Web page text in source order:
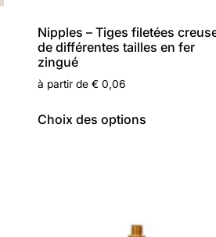
Nipples – Tiges filetées
de différentes tailles en fer
zingué
à partir de€ 0,06
Choix des options